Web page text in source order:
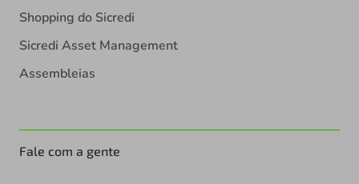
Shopping do Sicredi
Sicredi Asset Management
Assembleias
Fale com a gente